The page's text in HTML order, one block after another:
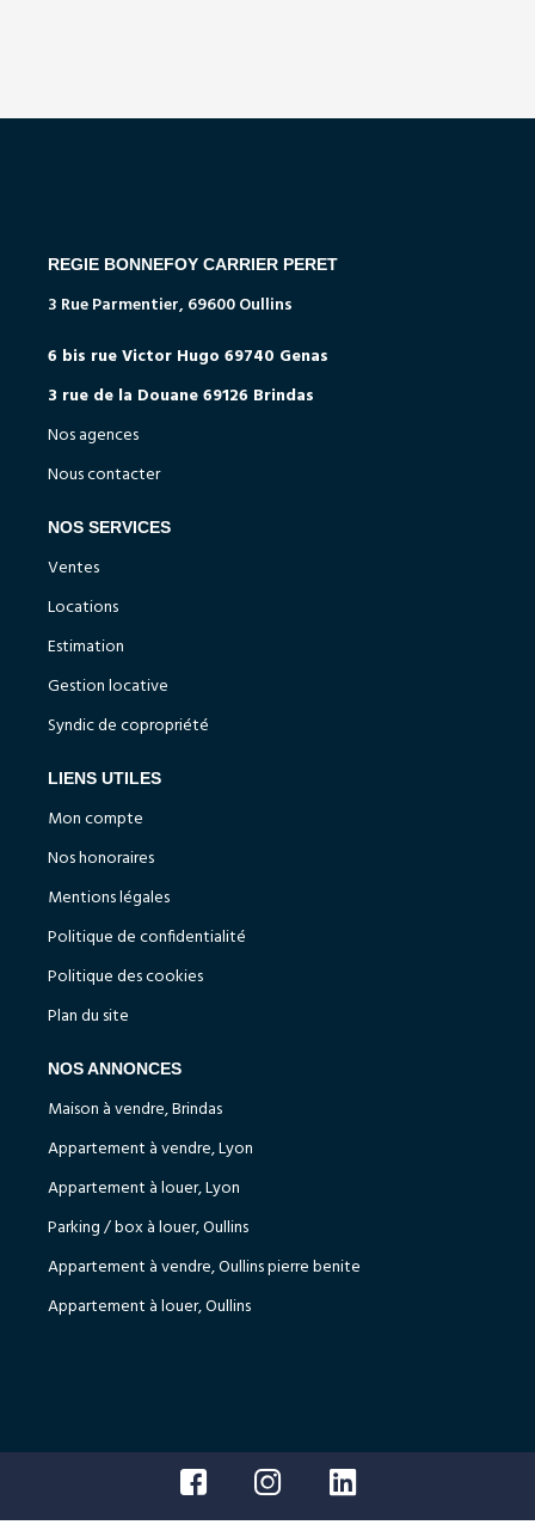
NOS AGENCES
3 Rue Parmentier, 69600 Oullins
6 bis rue Victor Hugo 69740 Genas
3 rue de la Douane 69126 Brindas
Nos agences
Nous contacter
NOS SERVICES
Ventes
Locations
Estimation
Gestion locative
Syndic de copropriété
LIENS UTILES
Mon compte
Nos honoraires
Mentions légales
Politique de confidentialité
Politique des cookies
Plan du site
NOS ANNONCES
Maison à vendre, Brindas
Appartement à vendre, Lyon
Appartement à louer, Lyon
Parking / box à louer, Oullins
Appartement à vendre, Oullins pierre benite
Appartement à louer, Oullins